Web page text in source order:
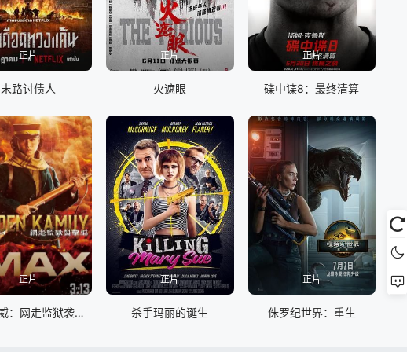
正片
末路讨债人
正片
火遮眼
正片
碟中谍8：最终清算
正片
黄金神威：网走监狱袭击篇
正片
杀手玛丽的诞生
正片
侏罗纪世界：重生